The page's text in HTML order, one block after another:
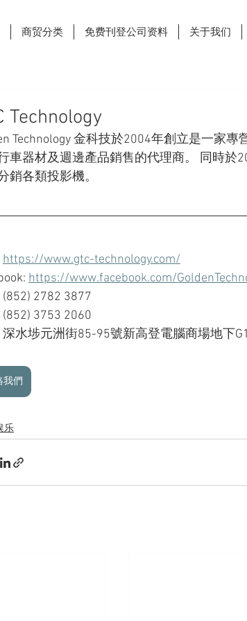
商贸分类 免费刊登公司资料 关于我们
Technology
Technology 金科技於2004年創立是一家
車器材及週邊產品銷售的代理商。 同時於
銷各類投影機。
https://www.gtc-technology.com/
https://www.facebook.com/
(852) 2782 3877
3753 2060
深水埗元洲街85-95號新高登電腦商場地下
我們
乐